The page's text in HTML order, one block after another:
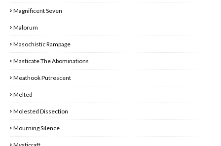
Magnificent Seven
Malorum
Masochistic Rampage
Masticate The Abominations
Meathook Putrescent
Melted
Molested Dissection
Mourning Silence